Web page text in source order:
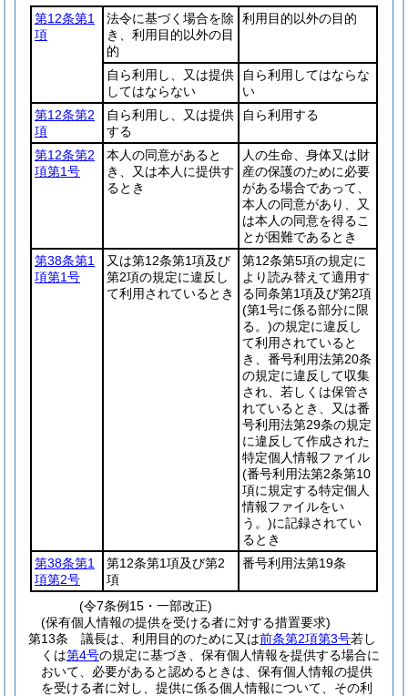
第12条第1
項
法令に基づく場合を除
き、利用目的以外の目
的
利用目的以外の目的
自ら利用し、又は提供
してはならない
自ら利用してはならな
い
第12条第2
項
自ら利用し、又は提供
する
自ら利用する
第12条第2
項第1号
本人の同意があると
き、又は本人に提供す
るとき
人の生命、身体又は財
産の保護のために必要
がある場合であって、
本人の同意があり、又
は本人の同意を得るこ
とが困難であるとき
第38条第1
項第1号
又は第12条第1項及び
第2項の規定に違反し
て利用されているとき
第12条第5項の規定に
より読み替えて適用す
る同条第1項及び第2項
(第1号に係る部分に限
る。)の規定に違反し
て利用されていると
き、番号利用法第20条
の規定に違反して収集
され、若しくは保管さ
れているとき、又は番
号利用法第29条の規定
に違反して作成された
特定個人情報ファイル
(番号利用法第2条第10
項に規定する特定個人
情報ファイルをい
う。)に記録されてい
るとき
第38条第1
項第2号
第12条第1項及び第2
項
番号利用法第19条
(令7条例15・一部改正)
(保有個人情報の提供を受ける者に対する措置要求)
第13条
議長は、利用目的のために又は前条第2項第3号若し
くは第4号の規定に基づき、保有個人情報を提供する場合に
おいて、必要があると認めるときは、保有個人情報の提供
を受ける者に対し、提供に係る個人情報について、その利